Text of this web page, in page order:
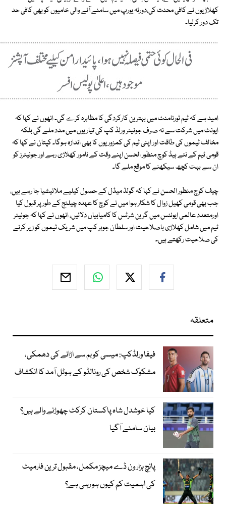
کھلاڑیوں نے کافی محنت کی،دورئہ یورپ میں سامنے آنے والی خامیوں کو بھی کافی حد
تک دور کرلیا۔
امید ہے کہ ٹیم ٹورنامنٹ میں بہترین کارکردگی کا مظاہرہ کرے گی۔ انھوں نے کہا کہ
ایونٹ میں شرکت سے نہ صرف جونیئر ورلڈ کپ کی تیاریوں میں مدد ملے گی بلکہ
مخالف ٹیموں کی طاقت اور اپنی ٹیم کی کمزوریوں کا بھی اندازہ ہوگا۔ کپتان نے کہا کہ
قومی ٹیم کے نئے ہیڈ کوچ منظور الحسن اپنے وقت کے نامور کھلاڑی رہے اور جونیئرز کو
ان سے بہت کچھ سیکھنے کا موقع ملے گا۔
چیف کوچ منظور الحسن نے کہا کہ گولڈ میڈل کے حصول کیلیے ملائیشیا جا رہے ہیں،
جب بھی قومی کھیل زوال کا شکار ہوا میں نے کوچ کا عہدہ چیلنج کے طور پر قبول کیا
اورمتعدد عالمی ایونٹس میں گرین شرٹس کا کامیابیاں دلائیں، انھوں نے کہا کہ جونیئر
ٹیم میں شامل کھلاڑی باصلاحیت اور سلطان جوہر کپ میں شریک ٹیموں کو زیر کرنے
کی صلاحیت رکھتے ہیں۔
متعلقہ
فیفا ورلڈکپ: میسی کو بم سے اڑانے کی دھمکی،
مشکوک شخص کی رونالڈو کے ہوٹل آمد کا انکشاف
کیا خوشدل شاہ پاکستان کرکٹ چھوڑنے والے ہیں؟
بیان سامنے آگیا
پانچ ہزار ون ڈے میچز مکمل، مقبول ترین فارمیٹ
کی اہمیت کم کیوں ہو رہی ہے؟